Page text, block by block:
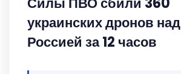
украинских дронов над
Россией за 12 часов